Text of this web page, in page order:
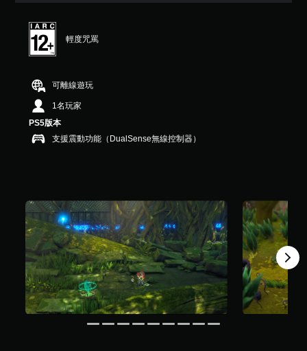
星
（
滿
顆
星
）
，
共
輕度咒罵
可離線遊玩
1名玩家
PS5版本
支援震動功能（DualSense無線控制器）